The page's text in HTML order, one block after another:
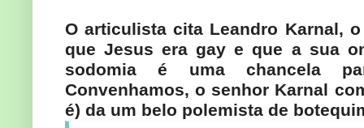
O articulista cita Leandro Karnal,
que Jesus era gay e que a sua
sodomia é uma chancela
Convenhamos, o senhor Karnal
é) da um belo polemista de